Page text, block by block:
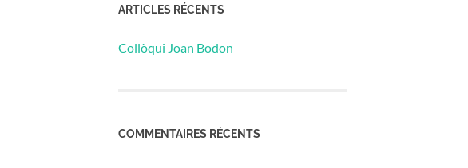
ARTICLES RÉCENTS
Collòqui Joan Bodon
COMMENTAIRES RÉCENTS